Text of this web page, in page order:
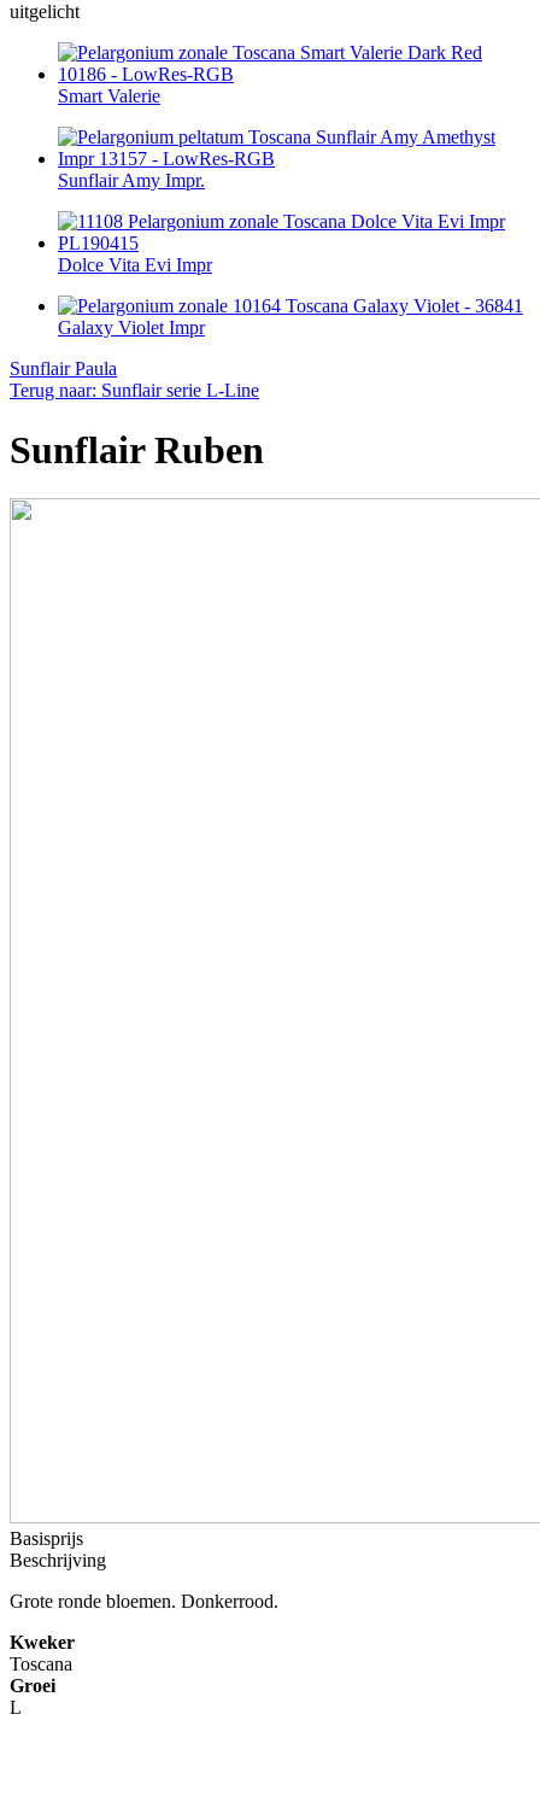
uitgelicht
Smart Valerie
Sunflair Amy Impr.
Dolce Vita Evi Impr
Galaxy Violet Impr
Sunflair Paula
Terug naar: Sunflair serie L-Line
Sunflair Ruben
Basisprijs
Beschrijving
Grote ronde bloemen. Donkerrood.
Kweker
Toscana
Groei
L